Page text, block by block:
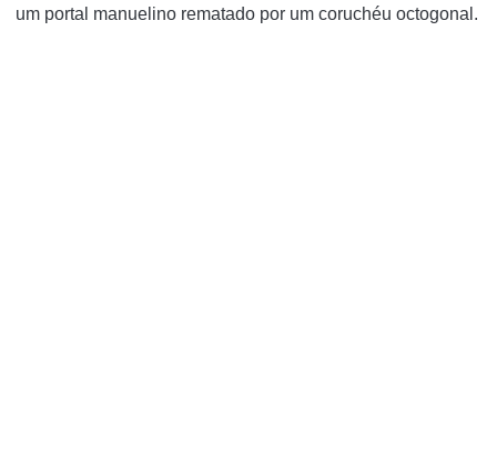
um portal manuelino rematado por um coruchéu octogonal.